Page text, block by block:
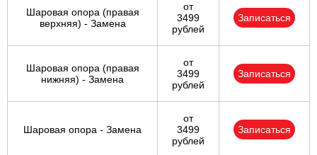
Шаровая опора (правая
верхняя) - Замена
от
3499
рублей
Записаться
Шаровая опора (правая
нижняя) - Замена
от
3499
рублей
Записаться
Шаровая опора - Замена
от
3499
рублей
Записаться